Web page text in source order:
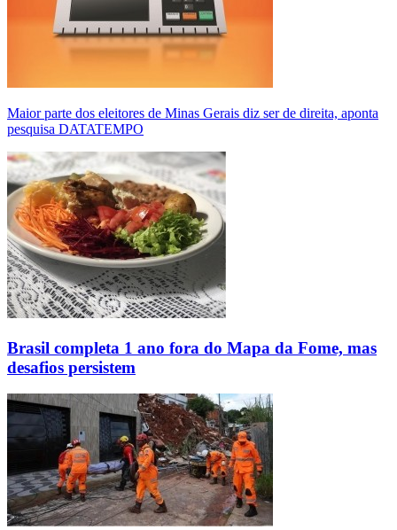
Maior parte dos eleitores de Minas Gerais diz ser de direita, aponta
pesquisa DATATEMPO
Brasil completa 1 ano fora do Mapa da Fome, mas
desafios persistem